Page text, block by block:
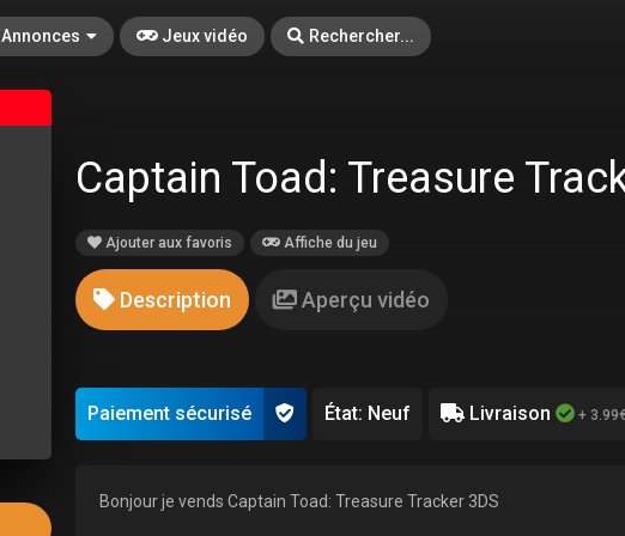
Annonces Jeux vidéo Rechercher...
Captain Toad: Treasure
Ajouter aux favoris Affiche du jeu
Description Aperçu vidéo
Paiement sécurisé État: Neuf Livraison +
Bonjour je vends Captain Toad: Treasure Tracker 3DS